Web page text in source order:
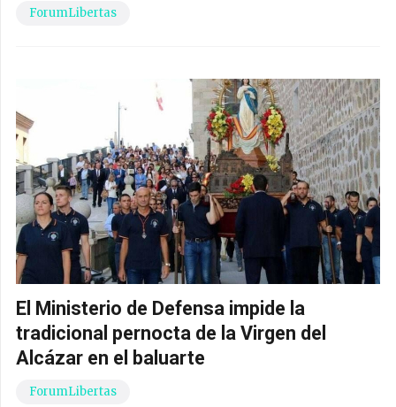
ForumLibertas
El Ministerio de Defensa impide la
tradicional pernocta de la Virgen del
Alcázar en el baluarte
ForumLibertas